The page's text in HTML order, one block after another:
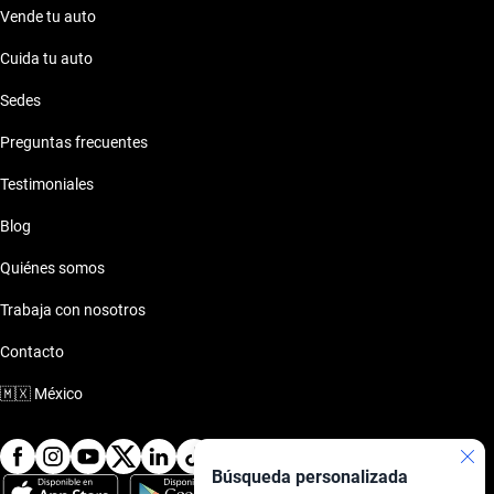
Búsqueda personalizada
Vende tu auto
Cuida tu auto
Sedes
Preguntas frecuentes
Testimoniales
Blog
Quiénes somos
Trabaja con nosotros
Contacto
🇲🇽 México